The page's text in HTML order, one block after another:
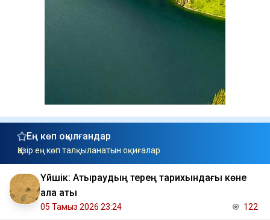
Ең көп оқылғандар
Қазір ең көп талқыланатын оқиғалар
Үйшік: Атыраудың терең тарихындағы көне
қала аты
05 Тамыз 2026 23:24 122